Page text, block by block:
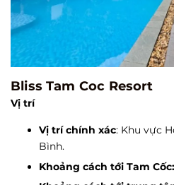
Bliss Tam Coc Resort
Vị trí
Vị trí chính xác: Khu vực
Bình.
Khoảng cách tới Tam Cốc: